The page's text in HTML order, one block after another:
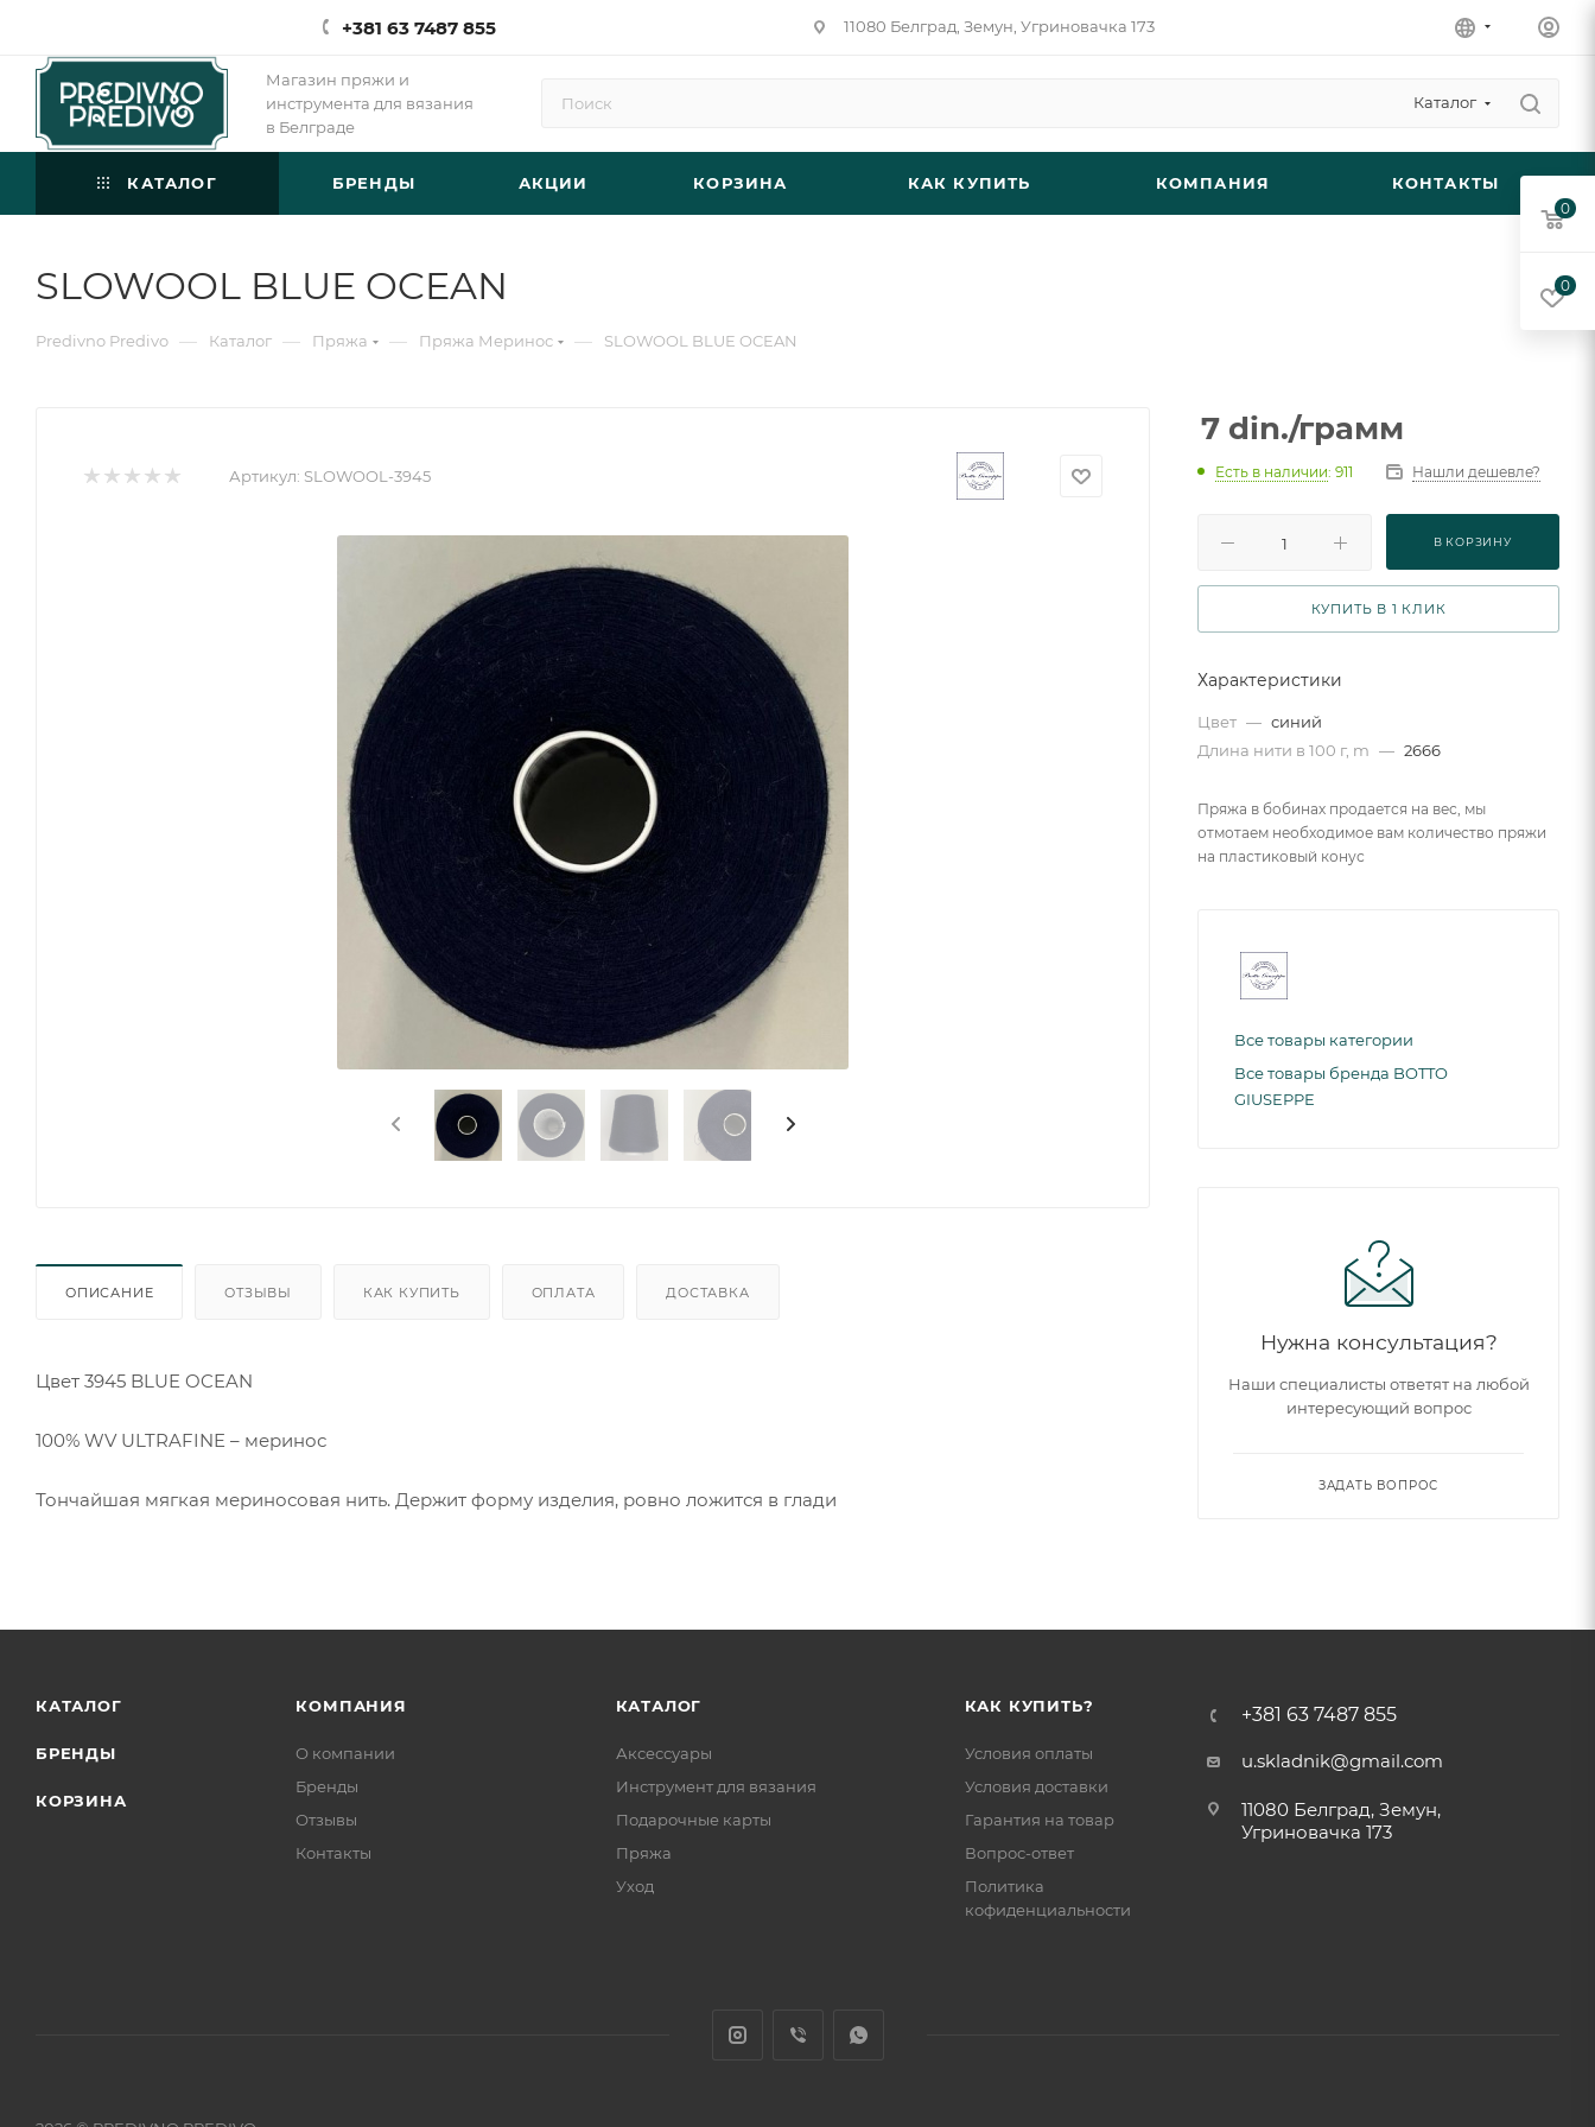
+381 63 7487 855 11080 Белград, Земун, Угриновачка 173
Магазин пряжи и
инструмента для вязания
в Белграде
Каталог
КАТАЛОГ БРЕНДЫ АКЦИИ КОРЗИНА КАК КУПИТЬ КОМПАНИЯ КОНТАКТЫ
SLOWOOL BLUE OCEAN
Predivno Predivo — Каталог — Пряжа — Пряжа Меринос — SLOWOOL BLUE OCEAN
Артикул: SLOWOOL-3945
ОПИСАНИЕ ОТЗЫВЫ КАК КУПИТЬ ОПЛАТА ДОСТАВКА
Цвет 3945 BLUE OCEAN
100% WV ULTRAFINE – меринос
Тончайшая мягкая мериносовая нить. Держит форму изделия, ровно ложится в глади
7 din./грамм
Есть в наличии: 911 Нашли дешевле?
В КОРЗИНУ
КУПИТЬ В 1 КЛИК
Характеристики
Цвет — синий
Длина нити в 100 г, m — 2666
Пряжа в бобинах продается на вес, мы
отмотаем необходимое вам количество пряжи
на пластиковый конус
Все товары категории
Все товары бренда BOTTO
GIUSEPPE
Нужна консультация?
Наши специалисты ответят на любой
интересующий вопрос
ЗАДАТЬ ВОПРОС
КАТАЛОГ
БРЕНДЫ
КОРЗИНА
КОМПАНИЯ
О компании
Бренды
Отзывы
Контакты
КАТАЛОГ
Аксессуары
Инструмент для вязания
Подарочные карты
Пряжа
Уход
КАК КУПИТЬ?
Условия оплаты
Условия доставки
Гарантия на товар
Вопрос-ответ
Политика
кофиденциальности
+381 63 7487 855
u.skladnik@gmail.com
11080 Белград, Земун,
Угриновачка 173
0
0